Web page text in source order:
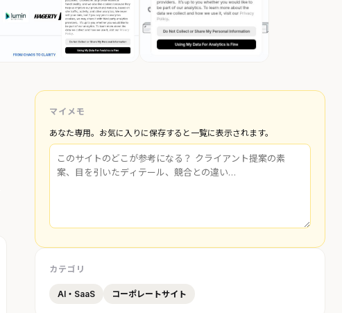
マイメモ
あなた専用。お気に入りに保存すると一覧に表示されます。
カテゴリ
AI・SaaS コーポレートサイト